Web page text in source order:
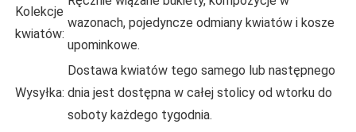
Kolekcje
kwiatów:
wazonach, pojedyncze odmiany kwiatów i kosze
upominkowe.
Wysyłka:
Dostawa kwiatów tego samego lub następnego
dnia jest dostępna w całej stolicy od wtorku do
soboty każdego tygodnia.